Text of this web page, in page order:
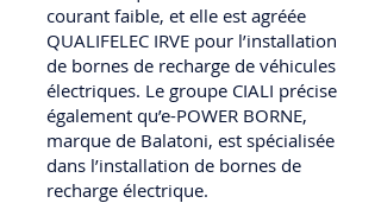
courant faible, et elle est agréée
QUALIFELEC IRVE pour l’installation
de bornes de recharge de véhicules
électriques. Le groupe CIALI précise
également qu’e-POWER BORNE,
marque de Balatoni, est spécialisée
dans l’installation de bornes de
recharge électrique.